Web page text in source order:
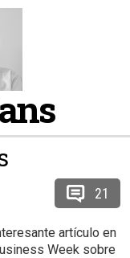
21
artículo en
Week sobre